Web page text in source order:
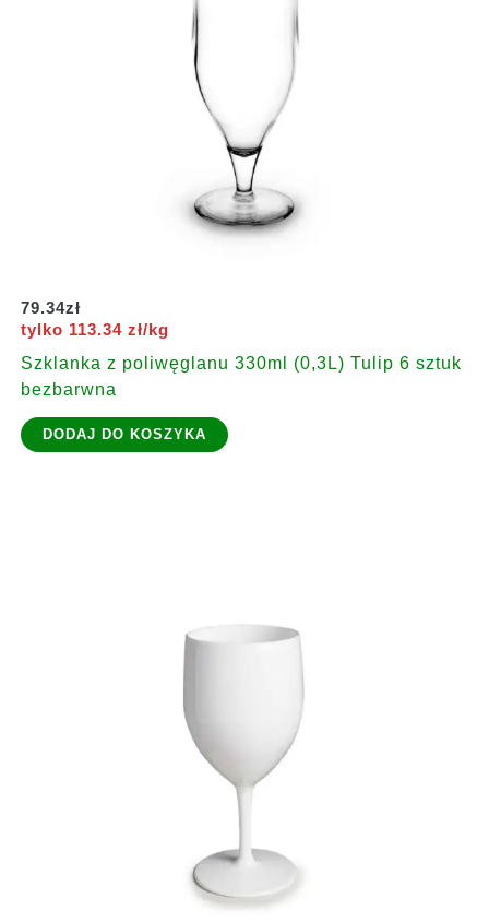
79.34zł
tylko 113.34 zł/kg
Szklanka z poliwęglanu 330ml (0,3L) Tulip 6 sztuk
bezbarwna
DODAJ DO KOSZYKA